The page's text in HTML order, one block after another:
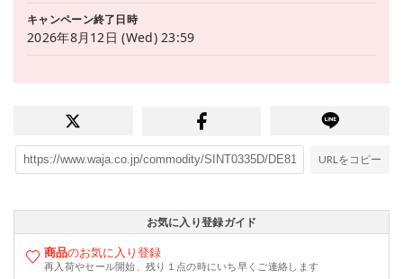
キャンペーン終了日時
2026年8月12日 (Wed) 23:59
URLをコピー
お気に入り登録ガイド
商品のお気に入り登録
再入荷やセール開始、残り１点の時にいち早くご連絡します